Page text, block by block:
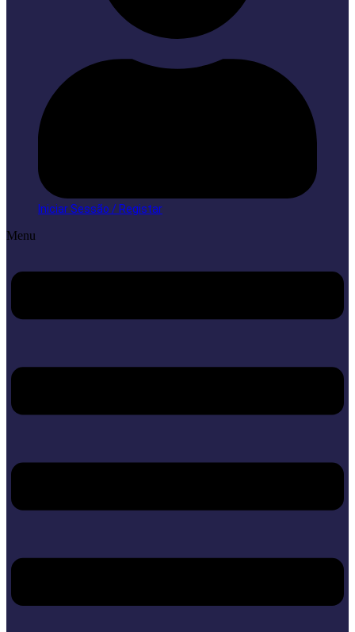
Iniciar Sessão / Registar
Menu